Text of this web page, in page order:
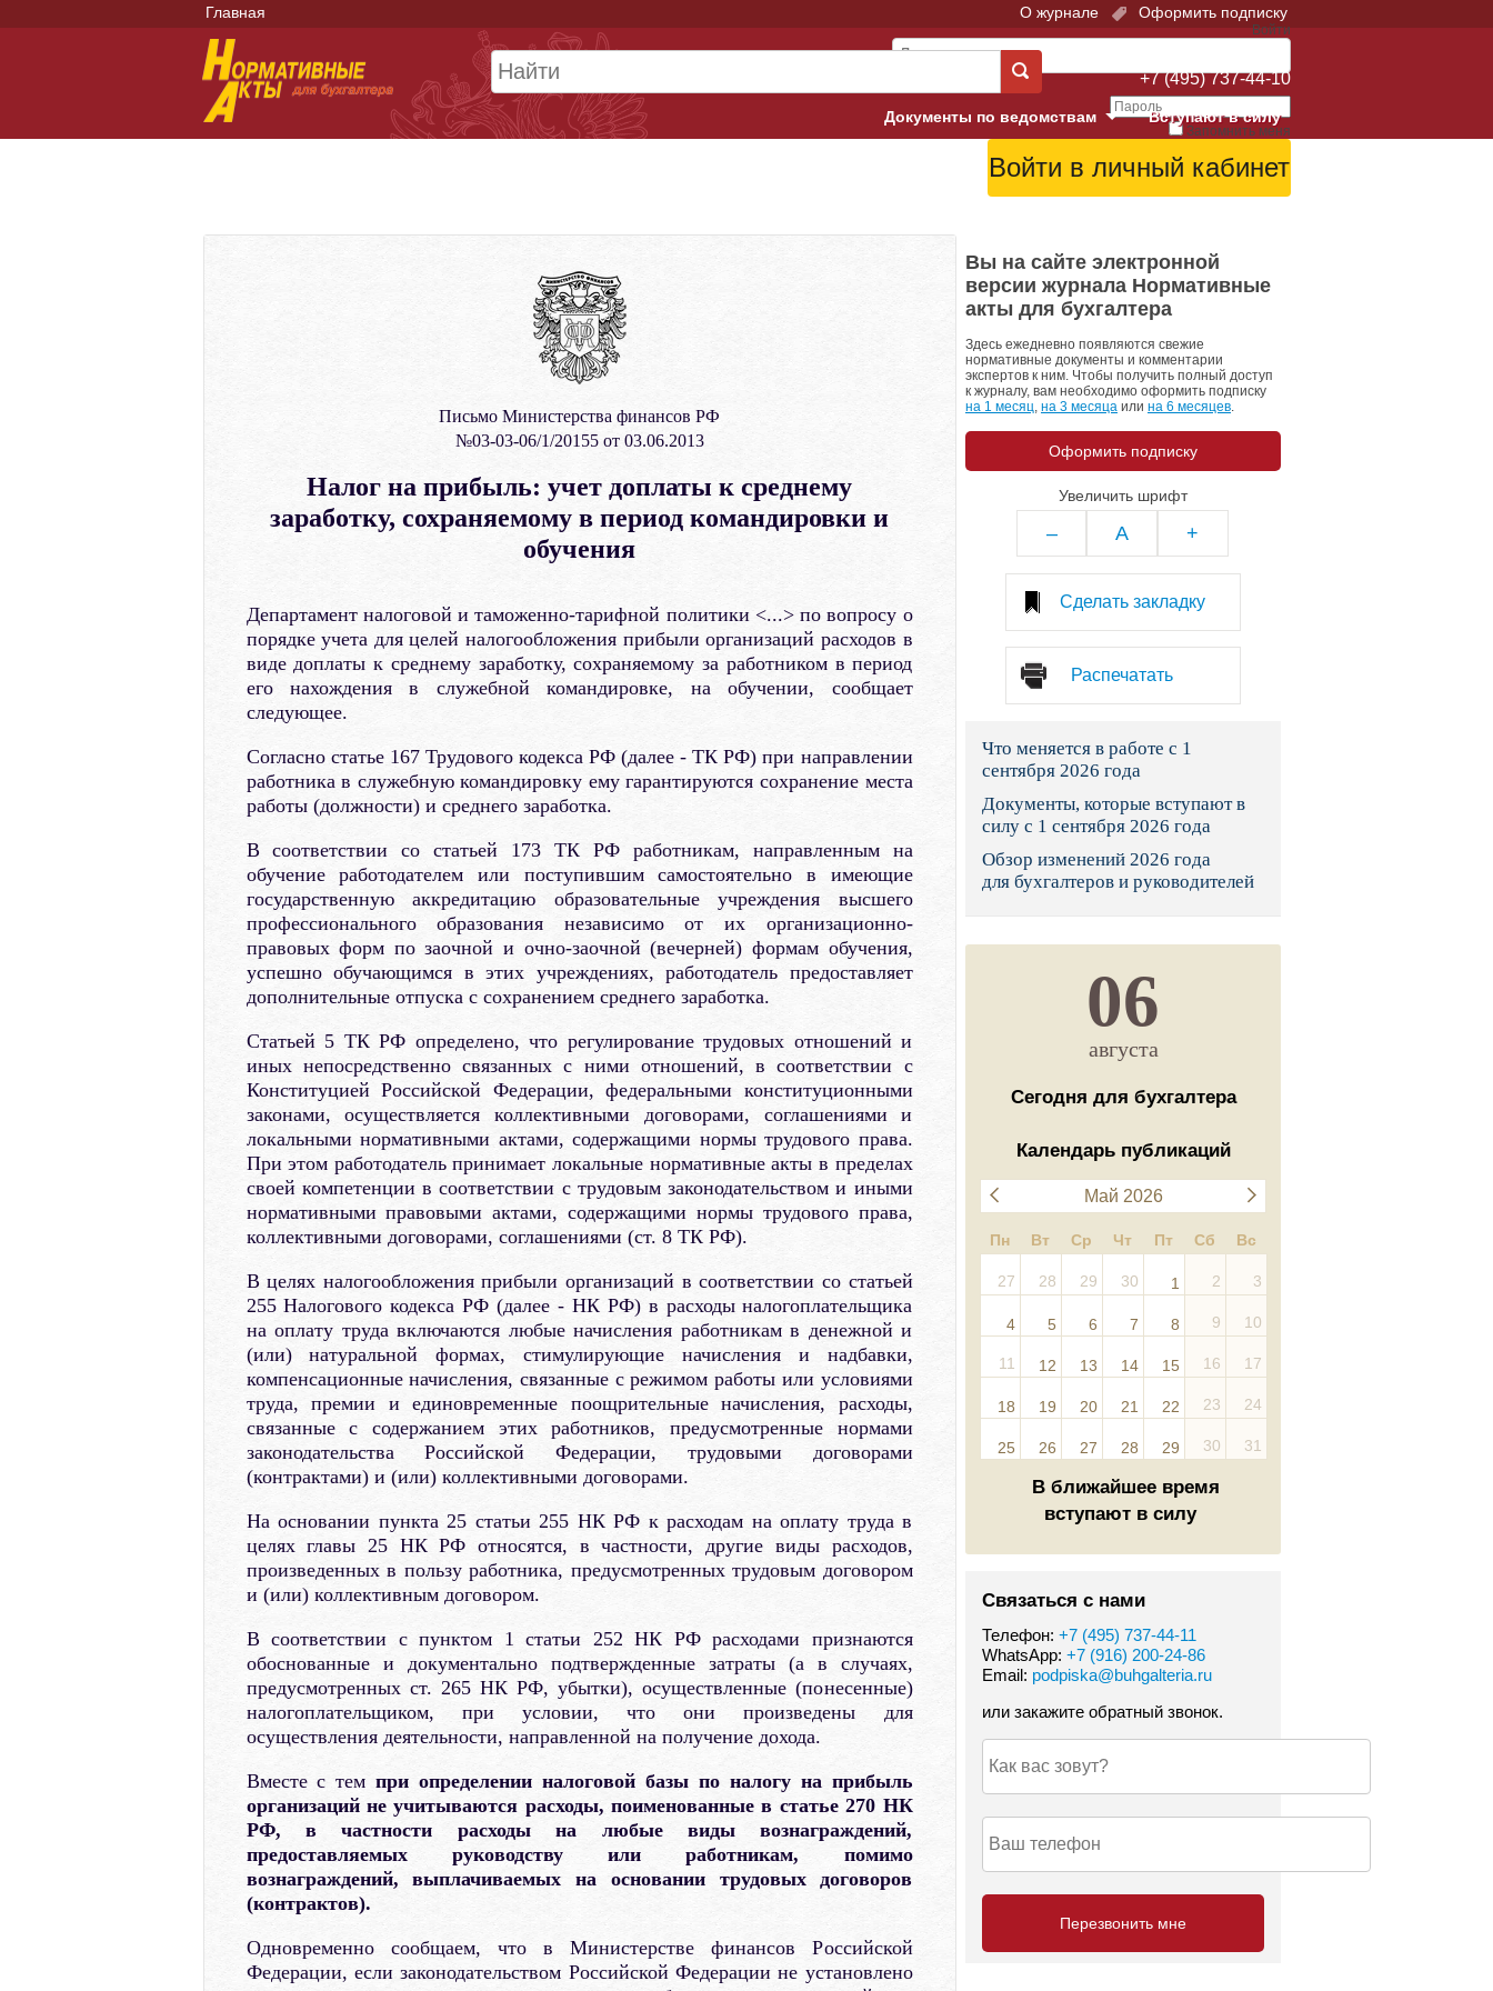
Главная О журнале Оформить подписку
Войти
Запомнить меня
+7 (495) 737-44-10
Вступают в силу
Документы по ведомствам
Арбитражные суды
Верховный Суд
Гострудинспекция в г. Москве
Конституционный Суд
Президент: законы и указы
Роструд
Социальный фонд России
Суд общей юрисдикции
Федеральная налоговая служба
Фонд социального страхования
Остальные ведомства
Письмо Министерства финансов РФ
№03-03-06/1/20155 от 03.06.2013
Налог на прибыль: учет доплаты к среднему
заработку, сохраняемому в период командировки и
обучения
Департамент налоговой и таможенно-тарифной политики <...> по вопросу о
порядке учета для целей налогообложения прибыли организаций расходов в
виде доплаты к среднему заработку, сохраняемому за работником в период
его нахождения в служебной командировке, на обучении, сообщает
следующее.
Согласно статье 167 Трудового кодекса РФ (далее - ТК РФ) при направлении
работника в служебную командировку ему гарантируются сохранение места
работы (должности) и среднего заработка.
В соответствии со статьей 173 ТК РФ работникам, направленным на
обучение работодателем или поступившим самостоятельно в имеющие
государственную аккредитацию образовательные учреждения высшего
профессионального образования независимо от их организационно-
правовых форм по заочной и очно-заочной (вечерней) формам обучения,
успешно обучающимся в этих учреждениях, работодатель предоставляет
дополнительные отпуска с сохранением среднего заработка.
Статьей 5 ТК РФ определено, что регулирование трудовых отношений и
иных непосредственно связанных с ними отношений, в соответствии с
Конституцией Российской Федерации, федеральными конституционными
законами, осуществляется коллективными договорами, соглашениями и
локальными нормативными актами, содержащими нормы трудового права.
При этом работодатель принимает локальные нормативные акты в пределах
своей компетенции в соответствии с трудовым законодательством и иными
нормативными правовыми актами, содержащими нормы трудового права,
коллективными договорами, соглашениями (ст. 8 ТК РФ).
В целях налогообложения прибыли организаций в соответствии со статьей
255 Налогового кодекса РФ (далее - НК РФ) в расходы налогоплательщика
на оплату труда включаются любые начисления работникам в денежной и
(или) натуральной формах, стимулирующие начисления и надбавки,
компенсационные начисления, связанные с режимом работы или условиями
труда, премии и единовременные поощрительные начисления, расходы,
связанные с содержанием этих работников, предусмотренные нормами
законодательства Российской Федерации, трудовыми договорами
(контрактами) и (или) коллективными договорами.
На основании пункта 25 статьи 255 НК РФ к расходам на оплату труда в
целях главы 25 НК РФ относятся, в частности, другие виды расходов,
произведенных в пользу работника, предусмотренных трудовым договором
и (или) коллективным договором.
В соответствии с пунктом 1 статьи 252 НК РФ расходами признаются
обоснованные и документально подтвержденные затраты (а в случаях,
предусмотренных ст. 265 НК РФ, убытки), осуществленные (понесенные)
налогоплательщиком, при условии, что они произведены для
осуществления деятельности, направленной на получение дохода.
Вместе с темпри определении налоговой базы по налогу на прибыль
организаций не учитываются расходы, поименованные в статье 270 НК
РФ, в частности расходы на любые виды вознаграждений,
предоставляемых руководству или работникам, помимо
вознаграждений, выплачиваемых на основании трудовых договоров
(контрактов).
Одновременно сообщаем, что в Министерстве финансов Российской
Федерации, если законодательством Российской Федерации не установлено
Вы на сайте электронной
версии журнала Нормативные
акты для бухгалтера
Здесь ежедневно появляются свежие
нормативные документы и комментарии
экспертов к ним. Чтобы получить полный доступ
к журналу, вам необходимо оформить подписку
на 1 месяц, на 3 месяца или на 6 месяцев.
Оформить подписку
Увеличить шрифт
– A +
Сделать закладку
Распечатать
Что меняется в работе с 1
сентября 2026 года
Документы, которые вступают в
силу с 1 сентября 2026 года
Обзор изменений 2026 года
для бухгалтеров и руководителей
06
августа
Сегодня для бухгалтера
Календарь публикаций
Май 2026
Пн Вт Ср Чт Пт Сб Вс
27 28 29 30 1 2 3
4 5 6 7 8 9 10
11 12 13 14 15 16 17
18 19 20 21 22 23 24
25 26 27 28 29 30 31
В ближайшее время
вступают в силу
Связаться с нами
Телефон: +7 (495) 737-44-11
WhatsApp: +7 (916) 200-24-86
Email: podpiska@buhgalteria.ru
или закажите обратный звонок.